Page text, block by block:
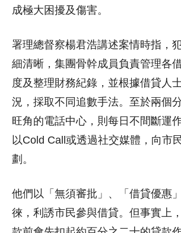
成極大困擾及傷害。
署理總督察楊君浩講述案情時指，
細清晰，集團骨幹成員負責管理各
度及整理財務紀錄，並根據借貸人
況，採取不同追數手法。至於兩個
旺角的電話中心，則每日不間斷運
以Cold Call或透過社交媒體，向市
劃。
他們以「無須審批」、「借貸優惠
徠，利誘市民參與借貸。但事實上